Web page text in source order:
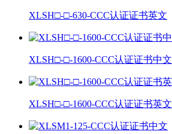
XLSH□-□-630-CCC认证证书英文
XLSH□-□-1600-CCC认证证书中文
XLSH□-□-1600-CCC认证证书英文